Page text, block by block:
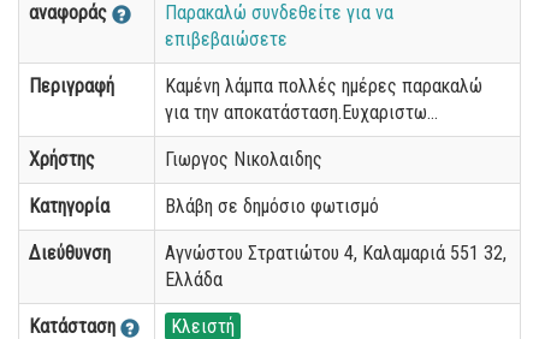
αναφοράς
Παρακαλώ συνδεθείτε για να
επιβεβαιώσετε
Περιγραφή
Καμένη λάμπα πολλές ημέρες παρακαλώ
για την αποκατάσταση.Ευχαριστω...
Χρήστης Γιωργος Νικολαιδης
Κατηγορία Βλάβη σε δημόσιο φωτισμό
Διεύθυνση
Αγνώστου Στρατιώτου 4, Καλαμαριά 551 32,
Ελλάδα
Κατάσταση Κλειστή